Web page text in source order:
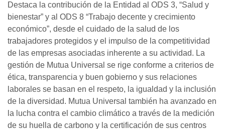
Destaca la contribución de la Entidad al ODS 3, “Salud y
bienestar” y al ODS 8 “Trabajo decente y crecimiento
económico”, desde el cuidado de la salud de los
trabajadores protegidos y el impulso de la competitividad
de las empresas asociadas inherente a su actividad. La
gestión de Mutua Universal se rige conforme a criterios de
ética, transparencia y buen gobierno y sus relaciones
laborales se basan en el respeto, la igualdad y la inclusión
de la diversidad. Mutua Universal también ha avanzado en
la lucha contra el cambio climático a través de la medición
de su huella de carbono y la certificación de sus centros